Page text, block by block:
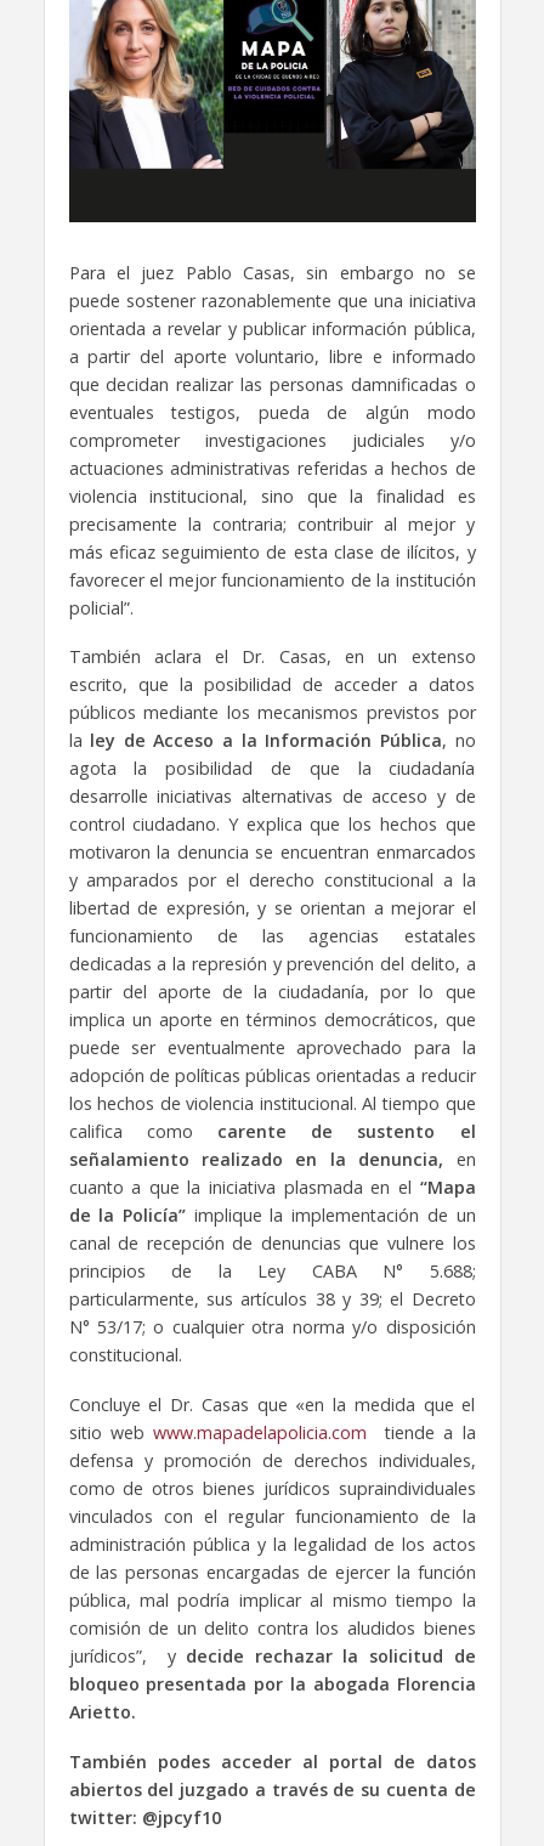
Para el juez Pablo Casas, sin embargo no se
puede sostener razonablemente que una iniciativa
orientada a revelar y publicar información pública,
a partir del aporte voluntario, libre e informado
que decidan realizar las personas damnificadas o
eventuales testigos, pueda de algún modo
comprometer investigaciones judiciales y/o
actuaciones administrativas referidas a hechos de
violencia institucional, sino que la finalidad es
precisamente la contraria; contribuir al mejor y
más eficaz seguimiento de esta clase de ilícitos, y
favorecer el mejor funcionamiento de la institución
policial”.
También aclara el Dr. Casas, en un extenso
escrito, que la posibilidad de acceder a datos
públicos mediante los mecanismos previstos por
la ley de Acceso a la Información Pública, no
agota la posibilidad de que la ciudadanía
desarrolle iniciativas alternativas de acceso y de
control ciudadano. Y explica que los hechos que
motivaron la denuncia se encuentran enmarcados
y amparados por el derecho constitucional a la
libertad de expresión, y se orientan a mejorar el
funcionamiento de las agencias estatales
dedicadas a la represión y prevención del delito, a
partir del aporte de la ciudadanía, por lo que
implica un aporte en términos democráticos, que
puede ser eventualmente aprovechado para la
adopción de políticas públicas orientadas a reducir
los hechos de violencia institucional. Al tiempo que
califica como carente de sustento el
señalamiento realizado en la denuncia, en
cuanto a que la iniciativa plasmada en el “Mapa
de la Policía” implique la implementación de un
canal de recepción de denuncias que vulnere los
principios de la Ley CABA N° 5.688;
particularmente, sus artículos 38 y 39; el Decreto
N° 53/17; o cualquier otra norma y/o disposición
constitucional.
Concluye el Dr. Casas que «en la medida que el
sitio webwww.mapadelapolicia.com tiende a la
defensa y promoción de derechos individuales,
como de otros bienes jurídicos supraindividuales
vinculados con el regular funcionamiento de la
administración pública y la legalidad de los actos
de las personas encargadas de ejercer la función
pública, mal podría implicar al mismo tiempo la
comisión de un delito contra los aludidos bienes
jurídicos”, y decide rechazar la solicitud de
bloqueo presentada por la abogada Florencia
Arietto.
También podes acceder al portal de datos
abiertos del juzgado a través de su cuenta de
twitter: @jpcyf10